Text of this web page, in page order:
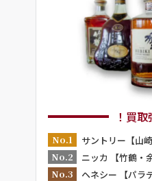
！買取
No.1
サントリー【山
No.2
ニッカ 【竹鶴・
No.3
ヘネシー 【パラ